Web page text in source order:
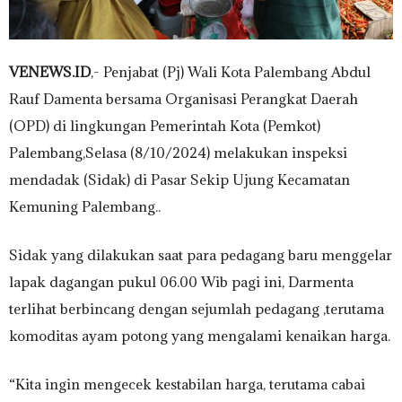
VENEWS.ID,- Penjabat (Pj) Wali Kota Palembang Abdul
Rauf Damenta bersama Organisasi Perangkat Daerah
(OPD) di lingkungan Pemerintah Kota (Pemkot)
Palembang,Selasa (8/10/2024) melakukan inspeksi
mendadak (Sidak) di Pasar Sekip Ujung Kecamatan
Kemuning Palembang..
Sidak yang dilakukan saat para pedagang baru menggelar
lapak dagangan pukul 06.00 Wib pagi ini, Darmenta
terlihat berbincang dengan sejumlah pedagang ,terutama
komoditas ayam potong yang mengalami kenaikan harga.
“Kita ingin mengecek kestabilan harga, terutama cabai